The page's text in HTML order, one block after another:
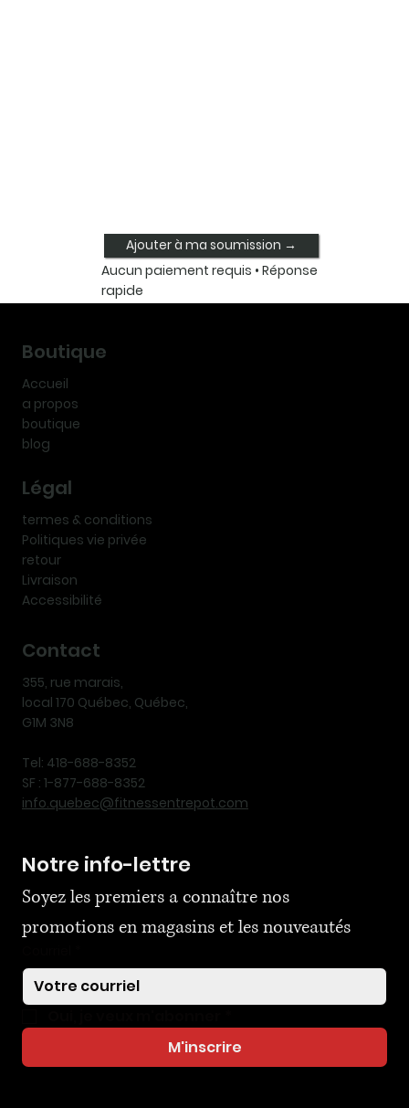
Ajouter à ma soumission →
Aucun paiement requis • Réponse
rapide
Boutique
Accueil
a propos
boutique
blog
Légal
termes & conditions
Politiques vie privée
retour
Livraison
Accessibilité
Contact
355, rue marais,
local 170 Québec, Québec,
G1M 3N8
Tel: 418-688-8352
SF : 1-877-688-8352
info.quebec@fitnessentrepot.com
Notre info-lettre
Soyez les premiers a connaître nos
promotions en magasins et les nouveautés
M'inscrire